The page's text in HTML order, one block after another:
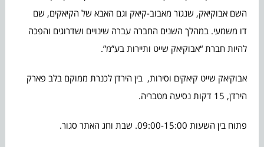
השם אבוקיאק, שנגזר מאבוב-קיאק וגם האבא של הקיאקים, שם
דו משמעי. במהלך השנים החברה עברה שינויים ושדרוגים והפכה
להיות חברת “אבוקיאק שייט ותיירות בע”מ”.
אבוקיאק שייט קיאקים וסירות, בין הירדן לכנרת ממוקם בלב פארק
הירדן, 15 דקות נסיעה מטבריה.
פתוח בין השעות 09:00-15:00. שבת וחג האתר סגור.